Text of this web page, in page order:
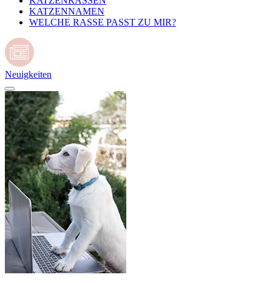
KATZENNAMEN
WELCHE RASSE PASST ZU MIR?
Neuigkeiten